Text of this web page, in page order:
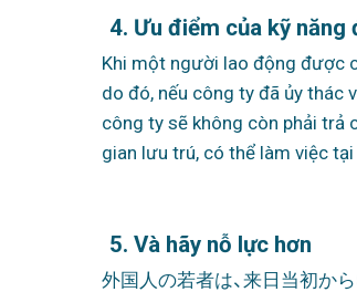
4. Ưu điểm của kỹ năng
Khi một người lao động được
do đó, nếu công ty đã ủy thác
công ty sẽ không còn phải trả
gian lưu trú, có thể làm việc
5. Và hãy nỗ lực hơn
外国人の若者は、来日当初か